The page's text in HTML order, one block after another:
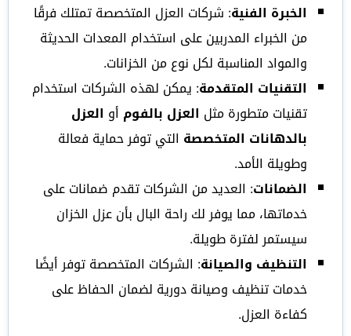
الخبرة الفنية: شركات العزل المتخصصة تمتلك فرقًا
من الخبراء المدربين على استخدام المعدات الحديثة
والمواد المناسبة لكل نوع من الخزانات.
التقنيات المتقدمة: يمكن لهذه الشركات استخدام
تقنيات متطورة مثل العزل بالفوم أو العزل
بالدهانات المتخصصة التي توفر حماية فعالة
وطويلة الأمد.
الضمانات: العديد من الشركات تقدم ضمانات على
خدماتها، مما يوفر لك راحة البال بأن عزل الخزان
سيستمر لفترة طويلة.
التنظيف والصيانة: الشركات المتخصصة توفر أيضًا
خدمات تنظيف وصيانة دورية لضمان الحفاظ على
كفاءة العزل.